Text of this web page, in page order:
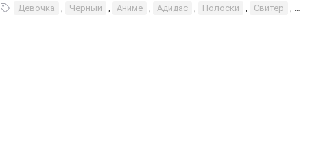
Девочка , Черный , Аниме , Адидас , Полоски , Свитер ,